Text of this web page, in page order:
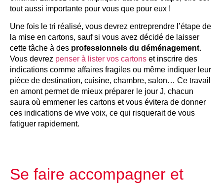
tout aussi importante pour vous que pour eux !
Une fois le tri réalisé, vous devrez entreprendre l’étape de
la mise en cartons, sauf si vous avez décidé de laisser
cette tâche à des professionnels du déménagement.
Vous devrez penser à lister vos cartons et inscrire des
indications comme affaires fragiles ou même indiquer leur
pièce de destination, cuisine, chambre, salon… Ce travail
en amont permet de mieux préparer le jour J, chacun
saura où emmener les cartons et vous évitera de donner
ces indications de vive voix, ce qui risquerait de vous
fatiguer rapidement.
Se faire accompagner et